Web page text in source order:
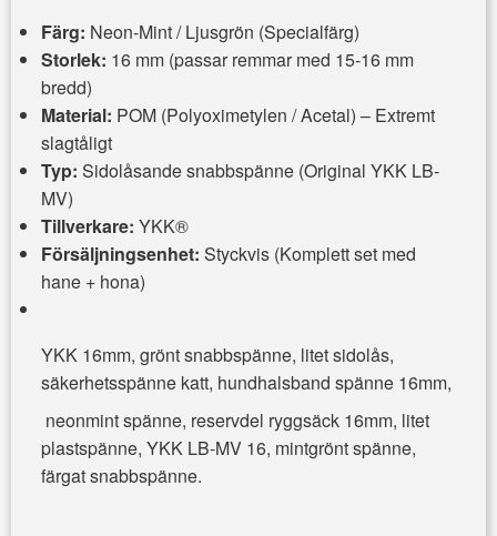
Färg: Neon-Mint / Ljusgrön (Specialfärg)
Storlek: 16 mm (passar remmar med 15-16 mm
bredd)
Material: POM (Polyoximetylen / Acetal) – Extremt
slagtåligt
Typ: Sidolåsande snabbspänne (Original YKK LB-
MV)
Tillverkare: YKK®
Försäljningsenhet: Styckvis (Komplett set med
hane + hona)
YKK 16mm, grönt snabbspänne, litet sidolås,
säkerhetsspänne katt, hundhalsband spänne 16mm,
neonmint spänne, reservdel ryggsäck 16mm, litet
plastspänne, YKK LB-MV 16, mintgrönt spänne,
färgat snabbspänne.